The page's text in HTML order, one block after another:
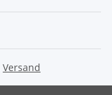
Versand